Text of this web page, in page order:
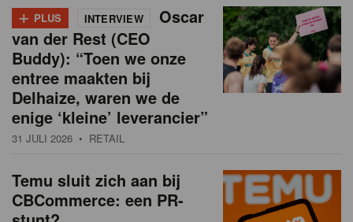
+ PLUS INTERVIEW
Oscar
van der Rest (CEO
Buddy): “Toen we onze
entree maakten bij
Delhaize, waren we de
enige ‘kleine’ leverancier”
31 JULI 2026 • RETAIL
Temu sluit zich aan bij
CBCommerce: een PR-